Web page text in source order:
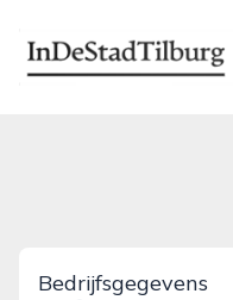
indestadtilburg.nl
Bedrijfsgegevens